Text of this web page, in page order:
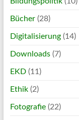
Bücher(28)
Digitalisierung(14)
Downloads(7)
EKD(11)
Ethik(2)
Fotografie(22)